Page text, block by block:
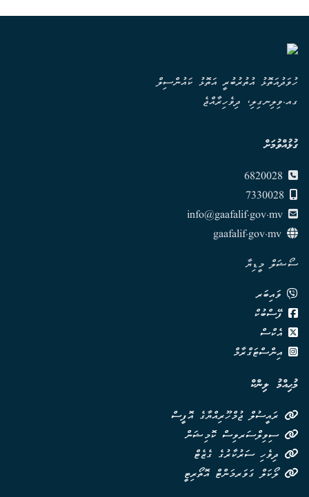
ހުވަދުއަތޮޅު އުތުރުބުރީ އަތޮޅު ކައުންސިލް
ގއ.ވިލިނގިލި، ދިވެހިރާއްޖެ
ގުޅުއްވުމަށް
info@gaafalif.gov.mv
ސޯޝަލް މީޑިޔާ
ވައިބަރ
ފޭސްބުކް
އެކްސް
އިންސްޓަގްރާމް
މުޙިއްމު ލިންކް
ރައީސުލް ޖުމްހޫރިއްޔާގެ އޮފީސް
ސިވިލްސަރވިސް ކޮމިޝަން
ދިވެހި ސަރުކާރުގެ ގެޒެޓް
ލޯކަލް ގަވަރމަންޓް އޮތޯރިޓީ